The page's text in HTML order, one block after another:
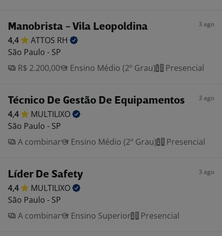
Manobrista - Vila Leopoldina 3 ago
4,4 ATTOS RH
São Paulo - SP
R$ 2.200,00
Ensino Médio (2º Grau) Presencial
Técnico De Gestão De Equipamentos 3 ago
4,4
MULTILIXO
São Paulo - SP
A combinar
Ensino Médio (2º Grau) Presencial
Líder De Safety 3 ago
4,4
MULTILIXO
São Paulo - SP
A combinar
Ensino Superior Presencial